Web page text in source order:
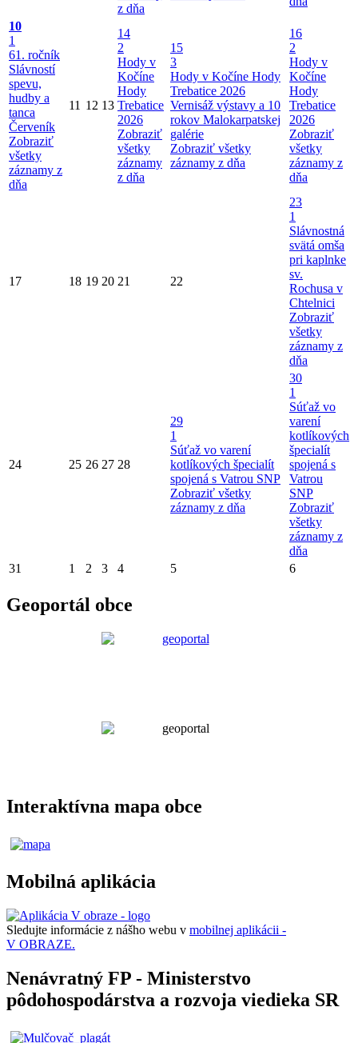
z dňa
10
1
61. ročník
Slávností
spevu,
hudby a
tanca
Červeník
Zobraziť
všetky
záznamy z
dňa
11 12 13
14
2
Hody v
Kočíne
Hody
Trebatice
2026
Zobraziť
všetky
záznamy
z dňa
15
3
Hody v Kočíne Hody
Trebatice 2026
Vernisáž výstavy a 10
rokov Malokarpatskej
galérie
Zobraziť všetky
záznamy z dňa
16
2
Hody v
Kočíne
Hody
Trebatice
2026
Zobraziť
všetky
záznamy z
dňa
17 18 19 20 21 22
23
1
Slávnostná
svätá omša
pri kaplnke
sv.
Rochusa v
Chtelnici
Zobraziť
všetky
záznamy z
dňa
24 25 26 27 28
29
1
Súťaž vo varení
kotlíkových špecialít
spojená s Vatrou SNP
Zobraziť všetky
záznamy z dňa
30
1
Súťaž vo
varení
kotlíkových
špecialít
spojená s
Vatrou
SNP
Zobraziť
všetky
záznamy z
dňa
31
1 2 3 4 5 6
Geoportál obce
Interaktívna mapa obce
Mobilná aplikácia
Sledujte informácie z nášho webu v mobilnej aplikácii -
V OBRAZE.
Nenávratný FP - Ministerstvo
pôdohospodárstva a rozvoja viedieka SR